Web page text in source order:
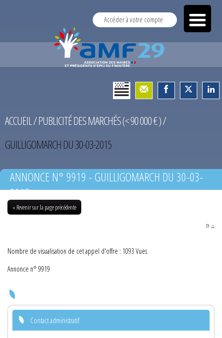
Accéder à votre compte
ACCUEIL/PUBLICITÉ DES MARCHÉS (< 90 000 € )/
GUILLIGOMARCH DU 30-03-2015
ANNONCE N° 9919 - GUILLIGOMARCH DU 30-03-
2015
« Revenir sur la page précédente
PDF
Nombre de visualisation de cet appel d'offre : 1093 Vues
Annonce n° 9919
Contact administratif